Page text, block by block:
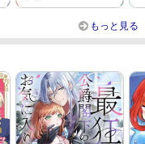
もっと見る